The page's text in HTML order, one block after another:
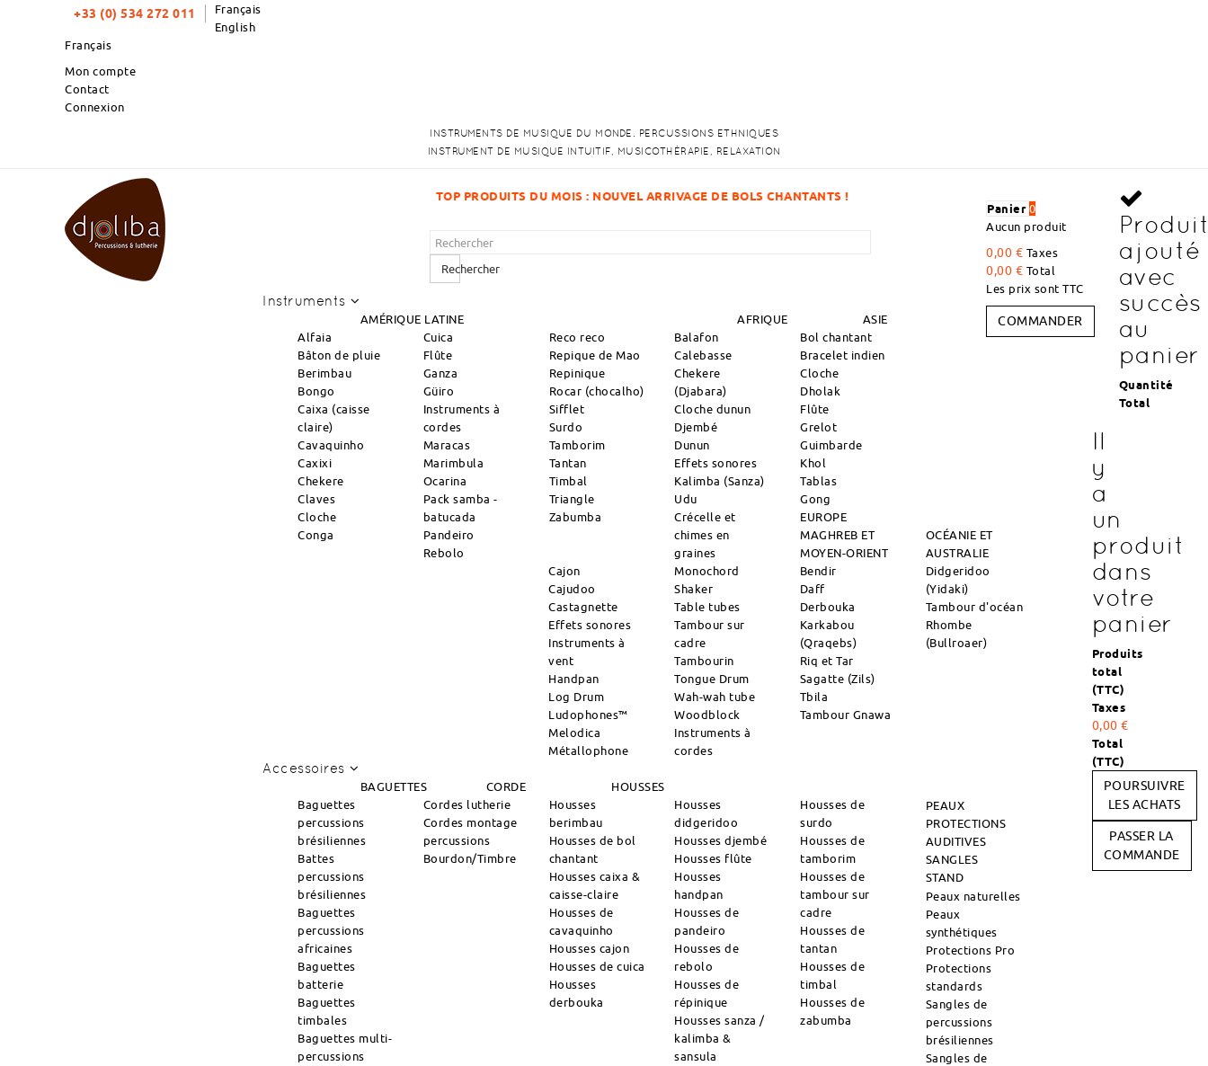
+33 (0) 534 272 011
Français
English
Français
Mon compte
Contact
Connexion
INSTRUMENTS DE MUSIQUE DU MONDE. PERCUSSIONS ETHNIQUES
INSTRUMENT DE MUSIQUE INTUITIF, MUSICOTHÉRAPIE, RELAXATION
TOP PRODUITS DU MOIS : NOUVEL ARRIVAGE DE BOLS CHANTANTS ! DÉCOUVREZ DES
Rechercher
Instruments
AMÉRIQUE LATINE AFRIQUE
ASIE
Alfaia
Bâton de pluie
Berimbau
Bongo
Caixa (caisse
claire)
Cavaquinho
Caxixi
Chekere
Claves
Cloche
Conga
Cuica
Flûte
Ganza
Güiro
Instruments à
cordes
Maracas
Marimbula
Ocarina
Pack samba -
batucada
Pandeiro
Rebolo
Reco reco
Repique de Mao
Repinique
Rocar (chocalho)
Sifflet
Surdo
Tamborim
Tantan
Timbal
Triangle
Zabumba
Balafon
Calebasse
Chekere
(Djabara)
Cloche dunun
Djembé
Dunun
Effets sonores
Kalimba (Sanza)
Udu
Crécelle et
chimes en
graines
Bol chantant
Bracelet indien
Cloche
Dholak
Flûte
Grelot
Guimbarde
Khol
Tablas
Gong
EUROPE
MAGHREB ET
MOYEN-ORIENT
OCÉANIE ET
AUSTRALIE
Cajon
Cajudoo
Castagnette
Effets sonores
Instruments à
vent
Handpan
Log Drum
Ludophones™
Melodica
Métallophone
Monochord
Shaker
Table tubes
Tambour sur
cadre
Tambourin
Tongue Drum
Wah-wah tube
Woodblock
Instruments à
cordes
Bendir
Daff
Derbouka
Karkabou
(Qraqebs)
Riq et Tar
Sagatte (Zils)
Tbila
Tambour Gnawa
Didgeridoo
(Yidaki)
Tambour d'océan
Rhombe
(Bullroaer)
Accessoires
BAGUETTES CORDE
HOUSSES
Baguettes
percussions
brésiliennes
Battes
percussions
brésiliennes
Baguettes
percussions
africaines
Baguettes
batterie
Baguettes
timbales
Baguettes multi-
percussions
Cordes lutherie
Cordes montage
percussions
Bourdon/Timbre
Housses
berimbau
Housses de bol
chantant
Housses caixa &
caisse-claire
Housses de
cavaquinho
Housses cajon
Housses de cuica
Housses
derbouka
Housses
didgeridoo
Housses djembé
Housses flûte
Housses
handpan
Housses de
pandeiro
Housses de
rebolo
Housses de
répinique
Housses sanza /
kalimba &
sansula
Housses de
surdo
Housses de
tamborim
Housses de
tambour sur
cadre
Housses de
tantan
Housses de
timbal
Housses de
zabumba
PEAUX
PROTECTIONS
AUDITIVES
SANGLES
STAND
Peaux naturelles
Peaux
synthétiques
Protections Pro
Protections
standards
Sangles de
percussions
brésiliennes
Sangles de
Panier 0
Aucun produit
0,00 € Taxes
0,00 € Total
Les prix sont TTC
COMMANDER
ajouté
avec
succès
au
panier
Quantité
Total
Il
y
a
un
produit
dans
votre
panier
Produits
total
(TTC)
Taxes
0,00 €
Total
(TTC)
POURSUIVRE
LES ACHATS
PASSER LA
COMMANDE